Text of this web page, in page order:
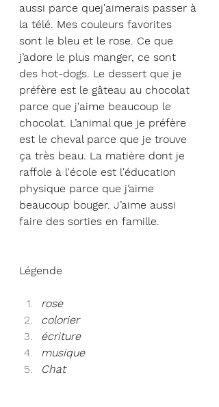
aussi parce quej'aimerais passer à
la télé. Mes couleurs favorites
sont le bleu et le rose. Ce que
j’adore le plus manger, ce sont
des hot-dogs. Le dessert que je
préfère est le gâteau au chocolat
parce que j'aime beaucoup le
chocolat. L’animal que je préfère
est le cheval parce que je trouve
ça très beau. La matière dont je
raffole à l'école est l'éducation
physique parce que j’aime
beaucoup bouger. J’aime aussi
faire des sorties en famille.
Légende
rose
colorier
écriture
musique
Chat